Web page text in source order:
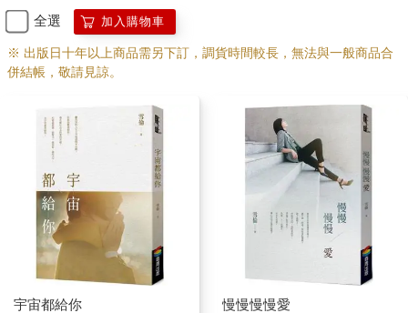
全選 加入購物車
※ 出版日十年以上商品需另下訂，調貨時間較長，無法與一般商品合
併結帳，敬請見諒。
宇宙都給你 慢慢慢慢愛